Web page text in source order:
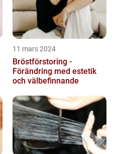
11 mars 2024
Bröstförstoring -
Förändring med estetik
och välbefinnande